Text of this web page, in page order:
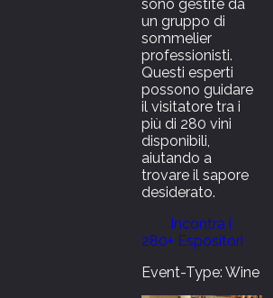
sono gestite da
un gruppo di
sommelier
professionisti.
Questi esperti
possono guidare
il visitatore tra i
più di 280 vini
disponibili,
aiutando a
trovare il sapore
desiderato.
Incontra i
280+ Espositori
Event-Type: Wine